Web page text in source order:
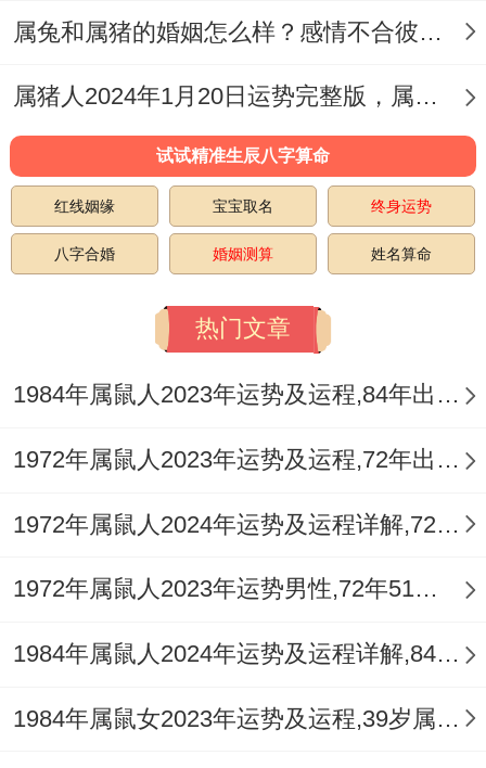
属兔和属猪的婚姻怎么样？感情不合彼此隔阂
属猪人2024年1月20日运势完整版，属猪2024年1月20日今日运势如何
试试精准生辰八字算命
红线姻缘 宝宝取名 终身运势
八字合婚 婚姻测算 姓名算命
热门文章
1984年属鼠人2023年运势及运程,84年出生的39岁生肖鼠2023年每月运势详解
1972年属鼠人2023年运势及运程,72年出生的51岁生肖鼠2023年每月运势如何
1972年属鼠人2024年运势及运程详解,72年出生52岁肖鼠人在2024全年每月运势完整版
1972年属鼠人2023年运势男性,72年51岁属鼠男2023年每月运程怎么样
1984年属鼠人2024年运势及运程详解,84年出生40岁肖鼠人在2024全年每月运势完整版
1984年属鼠女2023年运势及运程,39岁属鼠人2023全年每月运势女性如何